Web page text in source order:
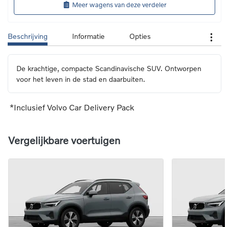
Meer wagens van deze verdeler
Beschrijving Informatie Opties
De krachtige, compacte Scandinavische SUV. Ontworpen
voor het leven in de stad en daarbuiten.
*Inclusief Volvo Car Delivery Pack
Vergelijkbare voertuigen